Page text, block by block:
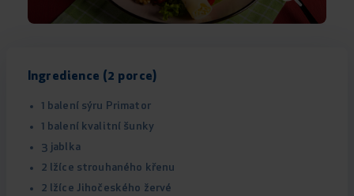
Ingredience (2 porce)
1 balení sýru Primator
1 balení kvalitní šunky
3 jablka
2 lžíce strouhaného křenu
2 lžíce Jihočeského žervé